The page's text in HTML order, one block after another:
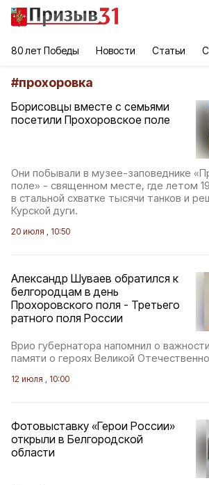
80 лет Победы Новости Статьи
#прохоровка
Борисовцы вместе с семьями
посетили Прохоровское поле
Они побывали в музее-заповеднике
поле» - священном месте, где летом
в стальной схватке тысячи танков и
Курской дуги.
20 июля , 10:50
Александр Шуваев обратился к
белгородцам в день
Прохоровского поля - Третьего
ратного поля России
Врио губернатора напомнил о
памяти о героях Великой
12 июля , 10:00
Фотовыставку «Герои России»
открыли в Белгородской
области